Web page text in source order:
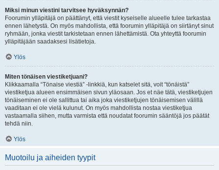
Miksi minun viestini tarvitsee hyväksynnän?
Foorumin ylläpitäjä on päättänyt, että viestit kyseiselle alueelle tulee tarkastaa
ennen lähetystä. On myös mahdollista, että foorumin ylläpitäjä on siirtänyt sinut
ryhmään, jonka viestit tarkistetaan ennen lähettämistä. Ota yhteyttä foorumin
ylläpitäjään saadaksesi lisätietoja.
Ylös
Miten tönäisen viestiketjuani?
Klikkaamalla “Tönaise viestiä” -linkkiä, kun katselet sitä, voit “tönäistä”
viestiketjua alueen ensimmäisen sivun yläosaan. Jos et näe tätä, viestiketjujen
tönäiseminen ei ole sallittua tai aika joka viestiketjujen tönäisemisen välillä
vaaditaan ei ole vielä kulunut. On myös mahdollista nostaa viestiketjua
vastaamalla siihen, mutta varmista että noudatat foorumin sääntöjä jos päätät
tehdä niin.
Ylös
Muotoilu ja aiheiden tyypit